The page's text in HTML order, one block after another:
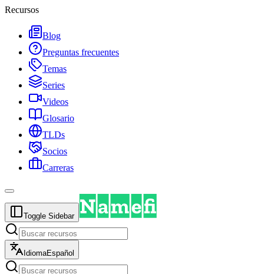
Recursos
Blog
Preguntas frecuentes
Temas
Series
Videos
Glosario
TLDs
Socios
Carreras
Toggle Sidebar
IdiomaEspañol